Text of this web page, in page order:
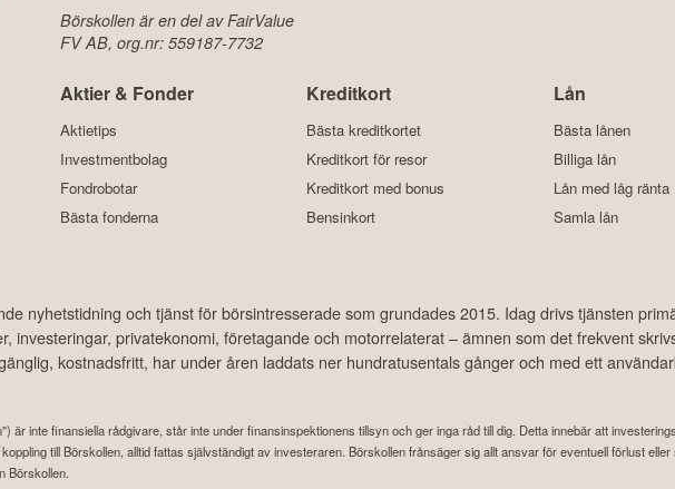
Börskollen är en del av FairValue
FV AB, org.nr: 559187-7732
Aktier & Fonder
Aktietips
Investmentbolag
Fondrobotar
Bästa fonderna
Kreditkort
Bästa kreditkortet
Kreditkort för resor
Kreditkort med bonus
Bensinkort
Lån
Bästa lånen
Billiga lån
Lån med låg ränta
Samla lån
nyhetstidning och tjänst för börsintresserade som grundades 2015. Idag drivs tjänsten
investeringar, privatekonomi, företagande och motorrelaterat – ämnen som det frekvent
kostnadsfritt, har under åren laddats ner hundratusentals gånger och med ett
är inte finansiella rådgivare, står inte under finansinspektionens tillsyn och ger inga råd till dig. Detta innebär att
till Börskollen, alltid fattas självständigt av investeraren. Börskollen frånsäger sig allt ansvar för eventuell förlust
Börskollen.